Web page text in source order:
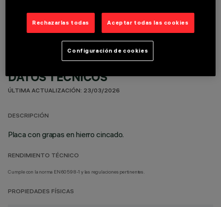
DATOS TÉCNICOS
ÚLTIMA ACTUALIZACIÓN: 23/03/2026
DESCRIPCIÓN
Placa con grapas en hierro cincado.
RENDIMIENTO TÉCNICO
Cumple con la norma EN60598-1 y las regulaciones pertinentes.
PROPIEDADES FÍSICAS
Rechazarlas todas Aceptar todas las cookies
Configuración de cookies